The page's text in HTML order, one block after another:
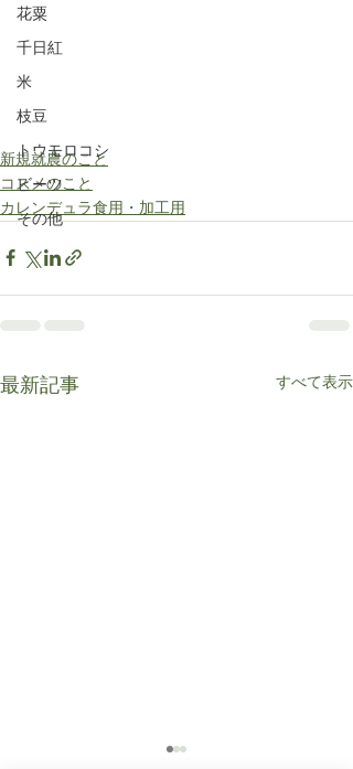
花粟
千日紅
米
枝豆
トウモロコシ
ビーツ
その他
新規就農のこと
コスメのこと
カレンデュラ食用・加工用
最新記事 すべて表示